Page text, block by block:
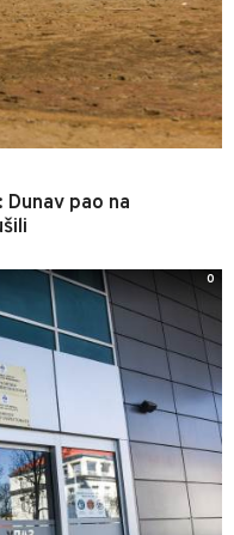
pao na
0